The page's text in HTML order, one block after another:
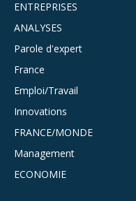
ENTREPRISES
ANALYSES
Parole d'expert
France
Emploi/Travail
Innovations
FRANCE/MONDE
Management
ECONOMIE